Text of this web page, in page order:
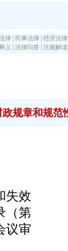
律 民事法律 经济法律
义 法律问答 法规解读
规章和规
效
（第
议审